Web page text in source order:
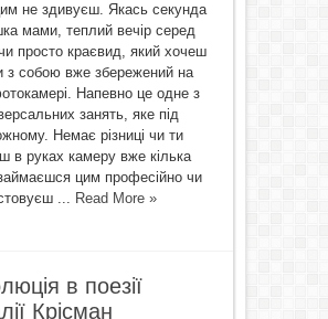
не здивуєш. Якась секунда
мами, теплий вечір серед
просто краєвид, який хочеш
з собою вже збережений на
Напевно це одне з
занять, яке під
Немає різниці чи ти
в руках камеру вже кілька
займаєшся цим професійно чи
... Read More »
в поезії
Крісман